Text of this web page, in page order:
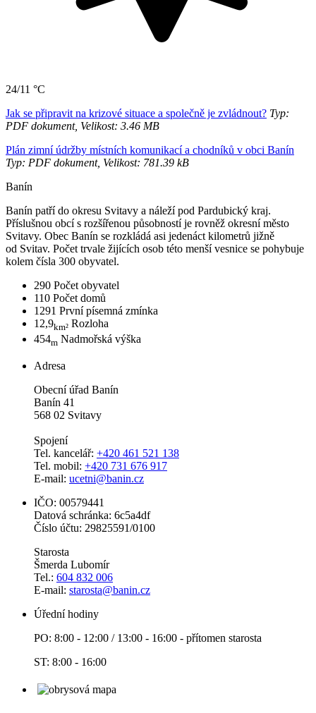
24/11 °C
Jak se připravit na krizové situace a společně je zvládnout? Typ:
PDF dokument, Velikost: 3.46 MB
Plán zimní údržby místních komunikací a chodníků v obci Banín
Typ: PDF dokument, Velikost: 781.39 kB
Banín
Banín patří do okresu Svitavy a náleží pod Pardubický kraj.
Příslušnou obcí s rozšířenou působností je rovněž okresní město
Svitavy. Obec Banín se rozkládá asi jedenáct kilometrů jižně
od Svitav. Počet trvale žijících osob této menší vesnice se pohybuje
kolem čísla 300 obyvatel.
290 Počet obyvatel
110 Počet domů
1291 První písemná zmínka
12,9km² Rozloha
454m Nadmořská výška
Adresa
Obecní úřad Banín
Banín 41
568 02 Svitavy
Spojení
Tel. kancelář: +420 461 521 138
Tel. mobil: +420 731 676 917
E-mail: ucetni@banin.cz
IČO: 00579441
Datová schránka: 6c5a4df
Číslo účtu: 29825591/0100
Starosta
Šmerda Lubomír
Tel.: 604 832 006
E-mail: starosta@banin.cz
Úřední hodiny
PO: 8:00 - 12:00 / 13:00 - 16:00 - přítomen starosta
ST: 8:00 - 16:00